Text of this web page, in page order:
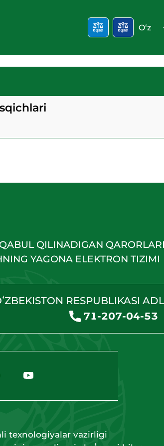
O‘z
QILINADIGAN
YAGONA ELEKTRON TIZIMI
RESPUBLIKASI
71-207-04-53
texnologiyalar vazirligi